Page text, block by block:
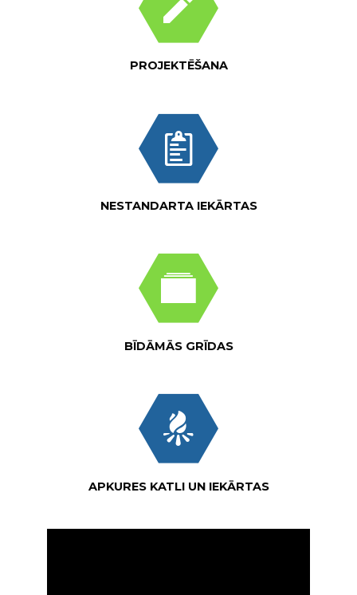
PROJEKTĒŠANA
NESTANDARTA IEKĀRTAS
BĪDĀMĀS GRĪDAS
APKURES KATLI UN IEKĀRTAS